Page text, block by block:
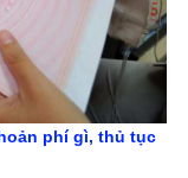
phí gì, thủ tục